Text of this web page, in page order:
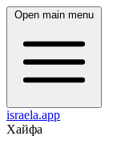
Open main menu
israela.app
Хайфа